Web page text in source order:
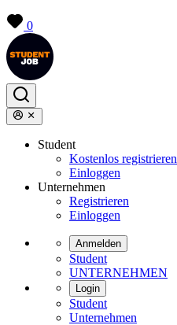
0
Student
Kostenlos registrieren
Einloggen
Unternehmen
Registrieren
Einloggen
Anmelden
Student
UNTERNEHMEN
Login
Student
Unternehmen